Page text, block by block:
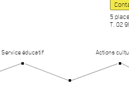
5
T. 02
Service éducatif Actions